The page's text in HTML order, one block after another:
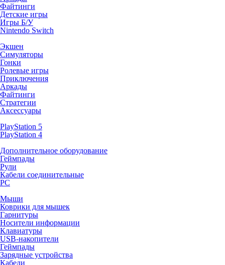
Файтинги
Детские игры
Игры Б/У
Nintendo Switch
Экшен
Симуляторы
Гонки
Ролевые игры
Приключения
Аркады
Файтинги
Стратегии
Аксессуары
PlayStation 5
PlayStation 4
Дополнительное оборудование
Геймпады
Рули
Кабели соединительные
PC
Мыши
Коврики для мышек
Гарнитуры
Носители информации
Клавиатуры
USB-накопители
Геймпады
Зарядные устройства
Кабели